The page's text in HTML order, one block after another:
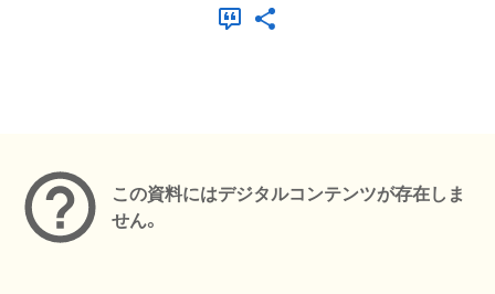
この資料にはデジタルコンテンツが存在しま
せん。